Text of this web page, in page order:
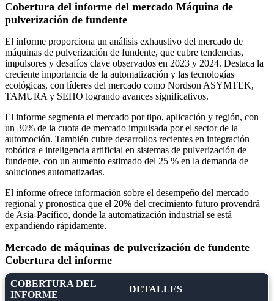
Cobertura del informe del mercado Máquina de
pulverización de fundente
El informe proporciona un análisis exhaustivo del mercado de
máquinas de pulverización de fundente, que cubre tendencias,
impulsores y desafíos clave observados en 2023 y 2024. Destaca la
creciente importancia de la automatización y las tecnologías
ecológicas, con líderes del mercado como Nordson ASYMTEK,
TAMURA y SEHO logrando avances significativos.
El informe segmenta el mercado por tipo, aplicación y región, con
un 30% de la cuota de mercado impulsada por el sector de la
automoción. También cubre desarrollos recientes en integración
robótica e inteligencia artificial en sistemas de pulverización de
fundente, con un aumento estimado del 25 % en la demanda de
soluciones automatizadas.
El informe ofrece información sobre el desempeño del mercado
regional y pronostica que el 20% del crecimiento futuro provendrá
de Asia-Pacífico, donde la automatización industrial se está
expandiendo rápidamente.
Mercado de máquinas de pulverización de fundente
Cobertura del informe
COBERTURA DEL
INFORME
DETALLES